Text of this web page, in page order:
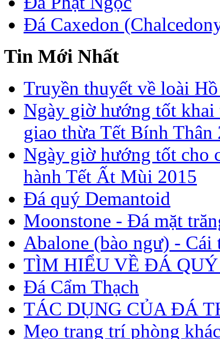
Đá Caxedon
Tin Mới Nhất
Truyền thuyết về loài
Ngày giờ hướng tốt
giao thừa Tết Bính Thân
Ngày giờ hướng tốt cho
hành Tết Ất Mùi 2015
Đá quý Demantoid
Moonstone - Đá mặt
Abalone (bào ngư) - Cái
TÌM HIỂU VỀ ĐÁ QUÝ
Đá Cẩm Thạch
TÁC DỤNG CỦA ĐÁ
Mẹo trang trí phòng